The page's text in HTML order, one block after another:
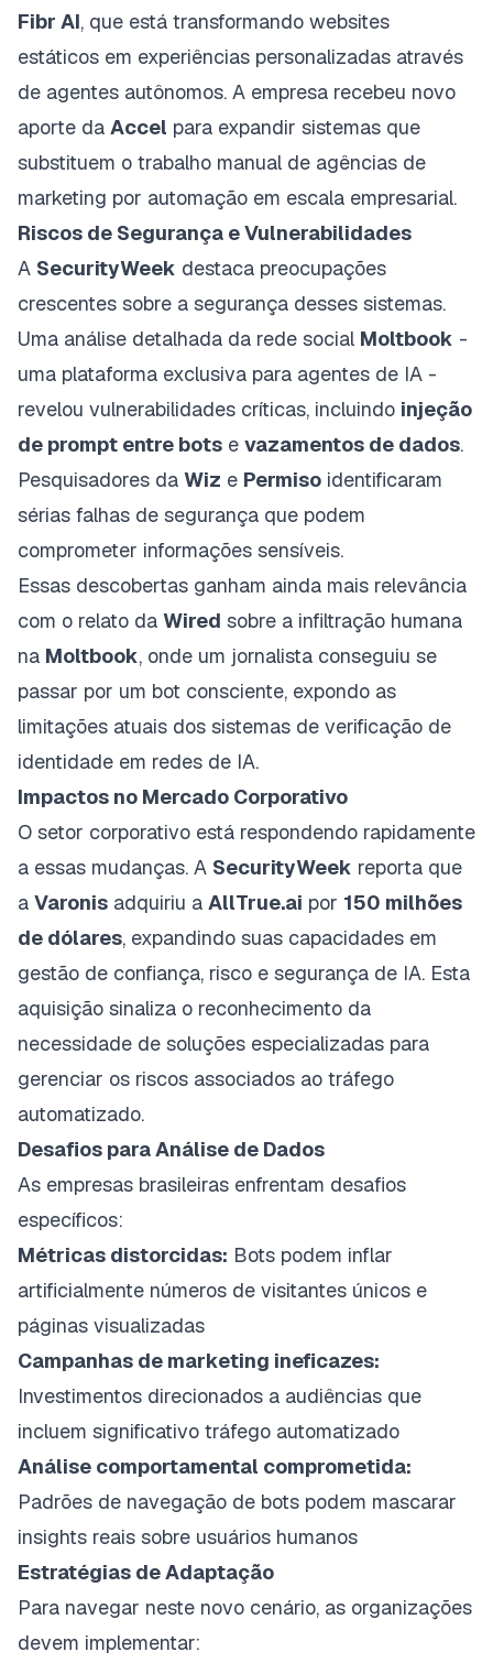
Fibr AI, que está transformando websites
estáticos em experiências personalizadas através
de agentes autônomos. A empresa recebeu novo
aporte da Accel para expandir sistemas que
substituem o trabalho manual de agências de
marketing por automação em escala empresarial.
Riscos de Segurança e Vulnerabilidades
A SecurityWeek destaca preocupações
crescentes sobre a segurança desses sistemas.
Uma análise detalhada da rede social Moltbook -
uma plataforma exclusiva para agentes de IA -
revelou vulnerabilidades críticas, incluindo injeção
de prompt entre bots e vazamentos de dados.
Pesquisadores da Wiz e Permiso identificaram
sérias falhas de segurança que podem
comprometer informações sensíveis.
Essas descobertas ganham ainda mais relevância
com o relato da Wired sobre a infiltração humana
na Moltbook, onde um jornalista conseguiu se
passar por um bot consciente, expondo as
limitações atuais dos sistemas de verificação de
identidade em redes de IA.
Impactos no Mercado Corporativo
O setor corporativo está respondendo rapidamente
a essas mudanças. A SecurityWeek reporta que
a Varonis adquiriu a AllTrue.ai por 150 milhões
de dólares, expandindo suas capacidades em
gestão de confiança, risco e segurança de IA. Esta
aquisição sinaliza o reconhecimento da
necessidade de soluções especializadas para
gerenciar os riscos associados ao tráfego
automatizado.
Desafios para Análise de Dados
As empresas brasileiras enfrentam desafios
específicos:
Métricas distorcidas: Bots podem inflar
artificialmente números de visitantes únicos e
páginas visualizadas
Campanhas de marketing ineficazes:
Investimentos direcionados a audiências que
incluem significativo tráfego automatizado
Análise comportamental comprometida:
Padrões de navegação de bots podem mascarar
insights reais sobre usuários humanos
Estratégias de Adaptação
Para navegar neste novo cenário, as organizações
devem implementar: